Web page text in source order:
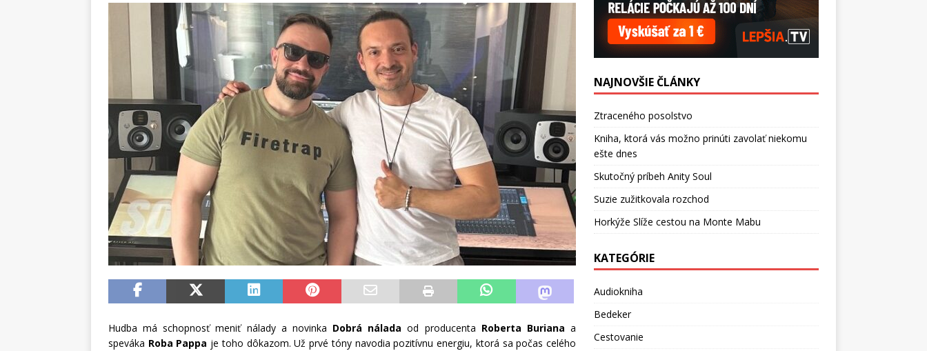
Hudba má schopnosť meniť nálady a novinka Dobrá nálada od producenta Roberta Buriana a
speváka Roba Pappa je toho dôkazom. Už prvé tóny navodia pozitívnu energiu, ktorá sa počas celého
NAJNOVŠIE ČLÁNKY
Ztraceného posolstvo
Kniha, ktorá vás možno prinúti zavolať niekomu
ešte dnes
Skutočný príbeh Anity Soul
Suzie zužitkovala rozchod
Horkýže Slíže cestou na Monte Mabu
KATEGÓRIE
Audiokniha
Bedeker
Cestovanie